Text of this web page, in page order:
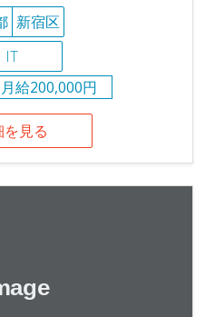
新宿区
IT
月給200,000円
を見る